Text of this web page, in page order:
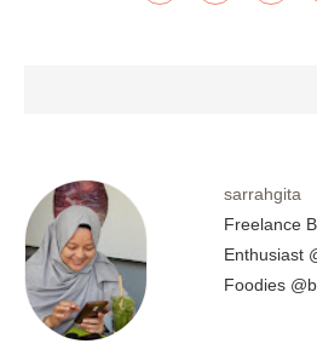
sarrahgita
Freelance
Enthusiast
Foodies